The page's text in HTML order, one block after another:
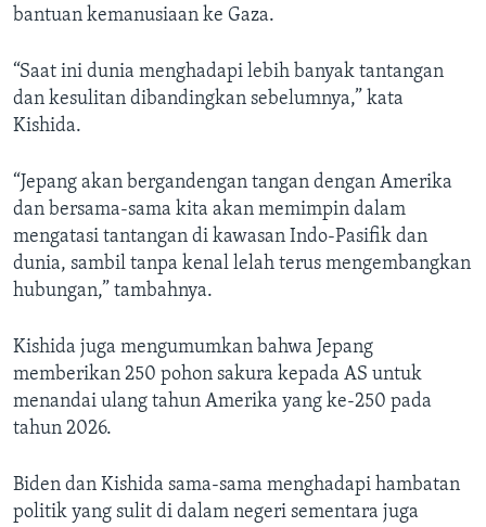
bantuan kemanusiaan ke Gaza.
“Saat ini dunia menghadapi lebih banyak tantangan
dan kesulitan dibandingkan sebelumnya,” kata
Kishida.
“Jepang akan bergandengan tangan dengan Amerika
dan bersama-sama kita akan memimpin dalam
mengatasi tantangan di kawasan Indo-Pasifik dan
dunia, sambil tanpa kenal lelah terus mengembangkan
hubungan,” tambahnya.
Kishida juga mengumumkan bahwa Jepang
memberikan 250 pohon sakura kepada AS untuk
menandai ulang tahun Amerika yang ke-250 pada
tahun 2026.
Biden dan Kishida sama-sama menghadapi hambatan
politik yang sulit di dalam negeri sementara juga